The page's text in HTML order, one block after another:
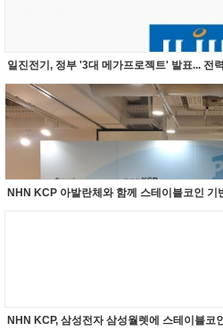
일진전기, 정부 '3대 메가프로젝트' 발표... 전
NHN KCP 아발란체와 함께 스테이블코인 기
NHN KCP, 삼성전자 삼성월렛에 스테이블코